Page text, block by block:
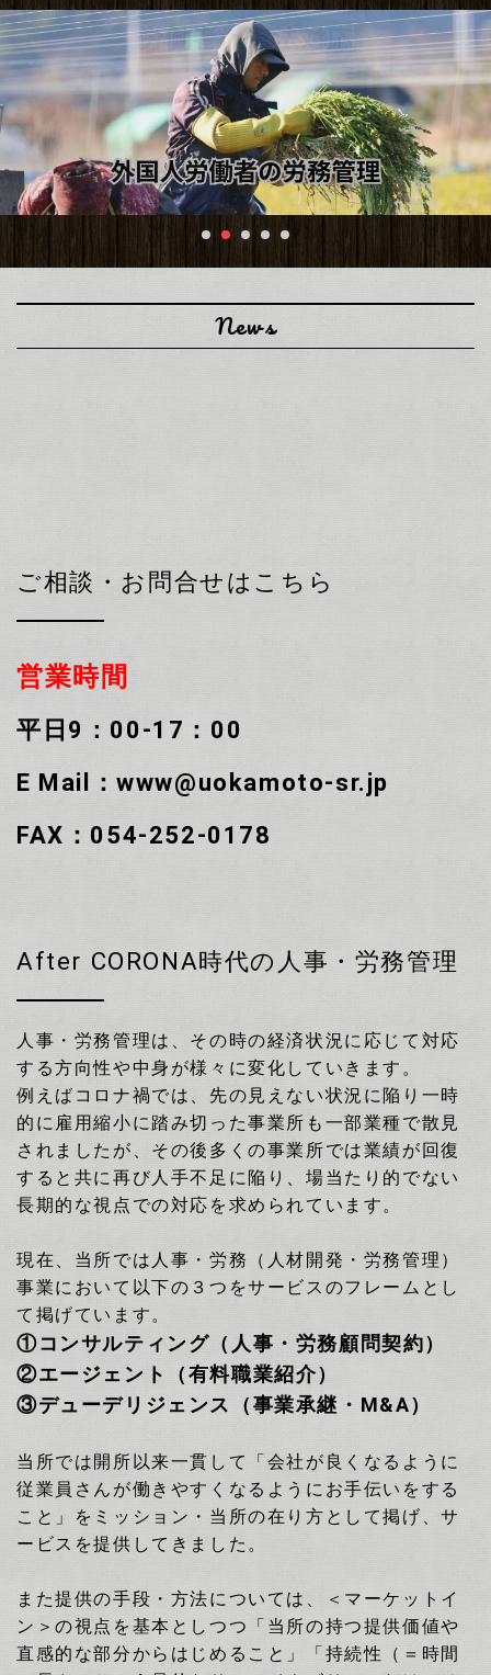
News
ご相談・お問合せはこちら
営業時間
平日9：00-17：00
E Mail：www@uokamoto-sr.jp
FAX：054-252-0178
After CORONA時代の人事・労務管理
人事・労務管理は、その時の経済状況に応じて対応
する方向性や中身が様々に変化していきます。
例えばコロナ禍では、先の見えない状況に陥り一時
的に雇用縮小に踏み切った事業所も一部業種で散見
されましたが、その後多くの事業所では業績が回復
すると共に再び人手不足に陥り、場当たり的でない
長期的な視点での対応を求められています。
現在、当所では人事・労務（人材開発・労務管理）
事業において以下の３つをサービスのフレームとし
て 掲げています。
①コンサルティング（人事・労務顧問契約）
②エージェント（有料職業紹介）
③デューデリジェンス（事業承継・M&A）
当所では開所以来一貫して「会社が良くなるように
従業員さんが働きやすくなるようにお手伝いをする
こと」をミッション・ 当所の在り方として掲げ、サ
ービスを提供してきました。
また提供の手段・方法については、
＜マーケットイ
ン＞の視点を基本としつつ「 当所の持つ提供価値や
直感的な部分からはじめること」「持続性（＝時間